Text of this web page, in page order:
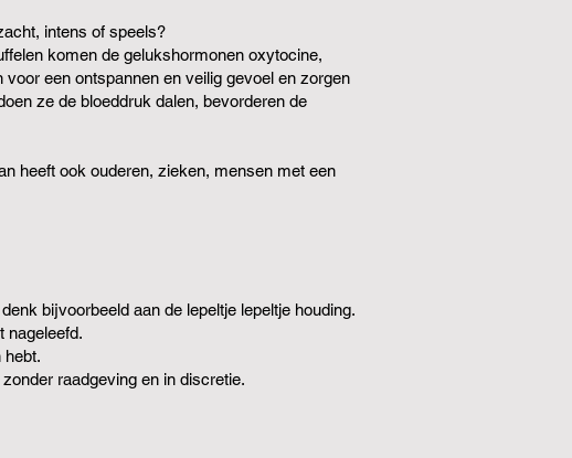
intens of speels?
komen de gelukshormonen oxytocine,
een ontspannen en veilig gevoel en zorgen
ze de bloeddruk dalen, bevorderen de
heeft ook ouderen, zieken, mensen met een
bijvoorbeeld aan de lepeltje lepeltje houding.
nageleefd.
hebt.
raadgeving en in discretie.